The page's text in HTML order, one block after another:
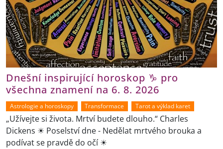
Dnešní inspirující horoskop ♑ pro
všechna znamení na 6. 8. 2026
Astrologie a horoskopy Transformace Tarot a výklad karet
„Užívejte si života. Mrtví budete dlouho.“ Charles
Dickens ☀ Poselství dne - Nedělat mrtvého brouka a
podívat se pravdě do očí ☀